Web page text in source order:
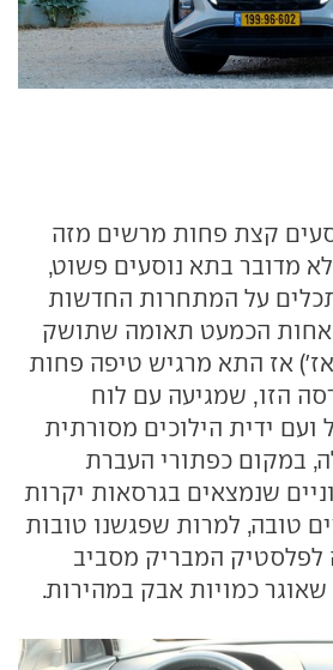
קצת פחות מרשים מזה
מדובר בתא נוסעים פשוט,
על המתחרות החדשות
הכמעט תאומה שתושק
אז התא מרגיש טיפה פחות
הזו, שמגיעה עם לוח
ועם ידית הילוכים מסורתית
במקום כפתורי העברת
שנמצאים בגרסאות יקרות
טובה, למרות שפגשנו טובות
לפלסטיק המבריק מסביב
כמויות אבק במהירות.